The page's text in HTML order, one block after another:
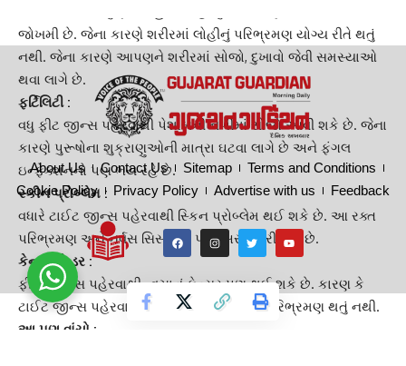
જોખમી છે. જેના કારણે શરીરમાં લોહીનું પરિભ્રમણ યોગ્ય રીતે થતું
નથી. જેના કારણે આપણને શરીરમાં સોજો, દુખાવો જેવી સમસ્યાઓ
થવા લાગે છે.
ફર્ટિલિટી :
વધુ ફીટ જીન્સ પહેરવાથી પેશાબની નળીમાં સોજો આવી શકે છે. જેના
કારણે પુરૂષોના શુક્રાણુઓની માત્રા ઘટવા લાગે છે અને ફંગલ
ઇન્ફેક્શનનો પણ ભય રહે છે.
સ્કીન પ્રોબ્લેમ :
વધારે ટાઈટ જીન્સ પહેરવાથી સ્કિન પ્રોબ્લેમ થઈ શકે છે. આ રક્ત
પરિભ્રમણ અને નર્વસ સિસ્ટમને પણ અસર કરી શકે છે.
કેન્સરનો ડર :
ફીટેડ જીન્સ પહેરવાથી ત્વચાનું કેન્સર પણ થઈ શકે છે. કારણ કે
ટાઈટ જીન્સ પહેરવાથી પગની નસોમાં લોહીનું પરિભ્રમણ થતું નથી.
આ પણ વાંચો :-
About Us Contact Us Sitemap
Terms and Conditions
Cookie Policy
Privacy Policy Advertise with us Feedback